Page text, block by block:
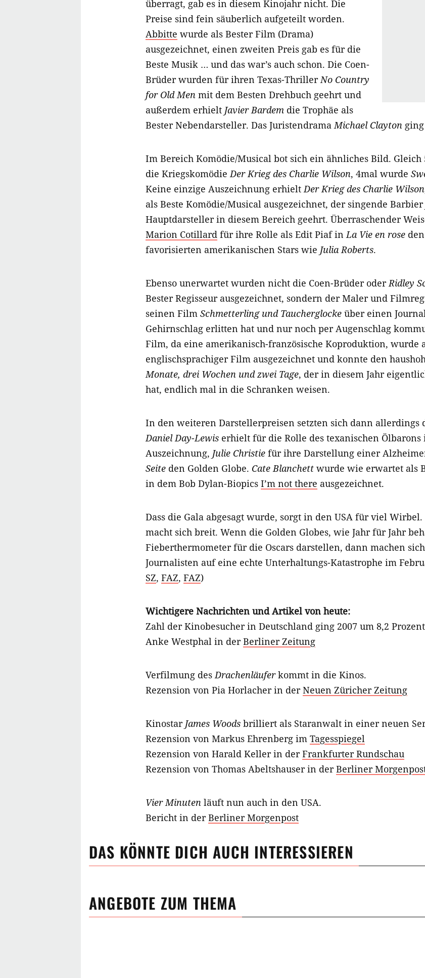
überragt, gab es in diesem Kinojahr nicht. Die
Preise sind fein säuberlich aufgeteilt worden.
Abbitte wurde als Bester Film (Drama)
ausgezeichnet, einen zweiten Preis gab es für die
Beste Musik … und das war’s auch schon. Die Coen-
Brüder wurden für ihren Texas-ThrillerNo Country
for Old Men mit dem Besten Drehbuch geehrt und
außerdem erhielt Javier Bardem die Trophäe als
Bester Nebendarsteller. Das JuristendramaMichael Clayton
Im Bereich Komödie/Musical bot sich ein ähnliches Bild.
die KriegskomödieDer Krieg des Charlie Wilson, 4mal wurde
Keine einzige Auszeichnung erhieltDer Krieg des Charlie Wilson
als Beste Komödie/Musical ausgezeichnet, der singende Barbier
Hauptdarsteller in diesem Bereich geehrt. Überraschender
Marion Cotillard für ihre Rolle als Edit Piaf inLa Vie en rose
favorisierten amerikanischen Stars wie Julia Roberts.
Ebenso unerwartet wurden nicht die Coen-Brüder oderRidley
Bester Regisseur ausgezeichnet, sondern der Maler und
seinen Film Schmetterling und Taucherglocke über einen
Gehirnschlag erlitten hat und nur noch per Augenschlag
Film, da eine amerikanisch-französische Koproduktion, wurde
englischsprachiger Film ausgezeichnet und konnte den
Monate, drei Wochen und zwei Tage, der in diesem Jahr
hat, endlich mal in die Schranken weisen.
In den weiteren Darstellerpreisen setzten sich dann allerdings
Daniel Day-Lewis erhielt für die Rolle des texanischen Ölbarons
Auszeichnung, Julie Christie für ihre Darstellung einer
Seite den Golden Globe. Cate Blanchett wurde wie erwartet als
in dem Bob Dylan-Biopics I’m not there ausgezeichnet.
Dass die Gala abgesagt wurde, sorgt in den USA für viel
macht sich breit. Wenn die Golden Globes, wie Jahr für Jahr
Fieberthermometer für die Oscars darstellen, dann machen
Journalisten auf eine echte Unterhaltungs-Katastrophe im
SZ, FAZ, FAZ)
Wichtigere Nachrichten und Artikel von heute:
Zahl der Kinobesucher in Deutschland ging 2007 um 8,2
Anke Westphal in derBerliner Zeitung
Verfilmung desDrachenläuferkommt in die Kinos.
Rezension von Pia Horlacher in derNeuen Züricher Zeitung
Kinostar James Woods brilliert als Staranwalt in einer neuen
Rezension von Markus Ehrenberg im Tagesspiegel
Rezension von Harald Keller in derFrankfurter Rundschau
Rezension von Thomas Abeltshauser in derBerliner
Vier Minuten läuft nun auch in den USA.
Bericht in derBerliner Morgenpost
DAS KÖNNTE DICH AUCH INTERESSIEREN
ANGEBOTE ZUM THEMA